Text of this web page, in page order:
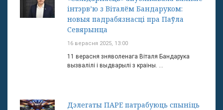
інтэрв’ю з Віталём Бандаруком:
новыя падрабязнасці пра Паўла
Севярынца
16 верасня 2025, 13:00
11 верасня зняволенага Віталя Бандарука
вызвалілі і выдварылі з краіны. ...
Дэлегаты ПАРЕ патрабуюць спыніць